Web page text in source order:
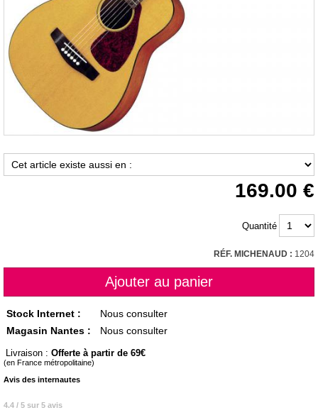
169.00
Quantité
RÉF. MICHENAUD : 1204
Stock Internet :
Nous consulter
Magasin Nantes :
Nous consulter
Livraison : Offerte à partir de 69
(en France métropolitaine)
Avis des internautes
4.4 / 5 sur 5 avis